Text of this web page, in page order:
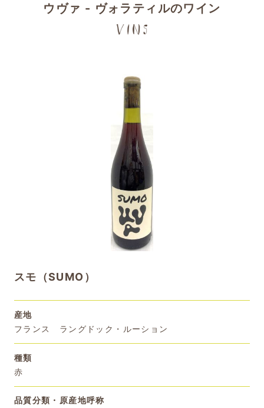
ウヴァ - ヴォラティルのワイン
スモ（SUMO）
産地
フランス ラングドック・ルーション
種類
赤
品質分類・原産地呼称